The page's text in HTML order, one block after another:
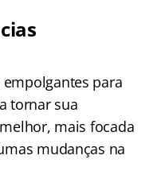
para
tornar sua
mais focada
mudanças na